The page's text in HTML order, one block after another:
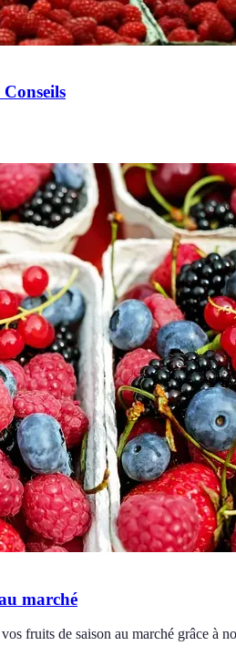
marché
fruits de saison au marché grâce à